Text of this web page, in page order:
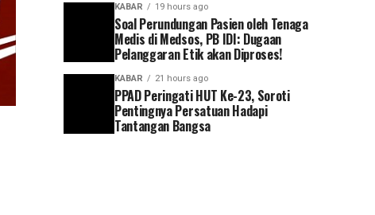
KABAR 19 hours ago
Soal Perundungan Pasien oleh Tenaga
Medis di Medsos, PB IDI: Dugaan
Pelanggaran Etik akan Diproses!
KABAR 21 hours ago
PPAD Peringati HUT Ke-23, Soroti
Pentingnya Persatuan Hadapi
Tantangan Bangsa